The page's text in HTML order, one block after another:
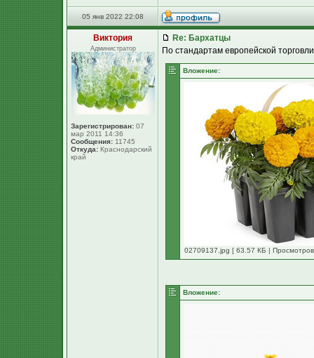
05 янв 2022 22:08
Виктория
Администратор
Зарегистрирован: 07
мар 2011 14:36
Сообщения: 11745
Откуда: Краснодарский
край
Re: Бархатцы
По стандартам европейской
Вложение:
02709137.jpg [ 63.57 КБ |
Вложение: